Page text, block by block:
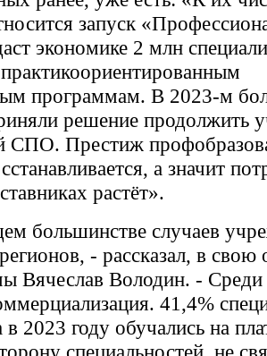
запуск
экономике 2 млн
программам. В 2023-м
решение продолжить
СПО. Престиж
а значит
растёт».
большинстве случаев
- рассказал, в свою
Вячеслав Володин. -
41,4%
в 2023 году обучались на